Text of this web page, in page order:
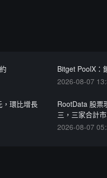
Bitget PoolX：
2026-08-07
環比增長
RootData 股票
三，三家合計
2026-08-07